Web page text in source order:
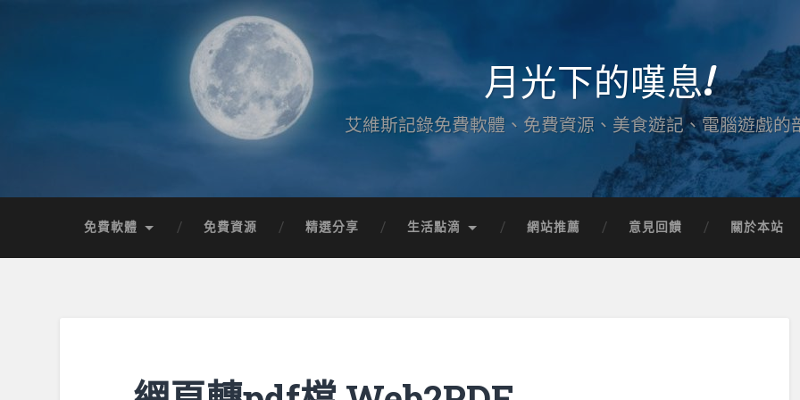
月光下的嘆息!
艾維斯記錄免費軟體、免費資源、美食遊記、電腦遊戲的
免費軟體 免費資源 精選分享 生活點滴 網站推薦 意見回饋 關於本站